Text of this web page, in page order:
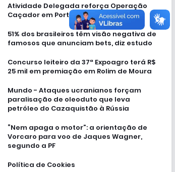
Atividade Delegada reforça Operação
Caçador em Porto Velho
51% dos brasileiros têm visão negativa de
famosos que anunciam bets, diz estudo
Concurso leiteiro da 37ª Expoagro terá R$
25 mil em premiação em Rolim de Moura
Mundo - Ataques ucranianos forçam
paralisação de oleoduto que leva
petróleo do Cazaquistão à Rússia
“Nem apaga o motor”: a orientação de
Vorcaro para voo de Jaques Wagner,
segundo a PF
Política de Cookies